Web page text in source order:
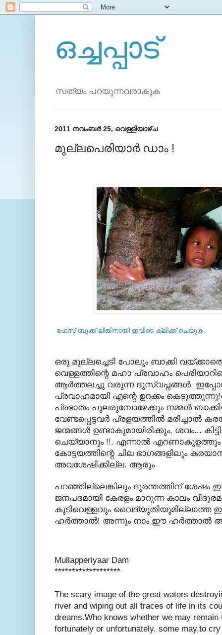
ഒച്ചപ്പാട്
സത്യം പറയുന്നവരാകുക
2011 നവംബർ 25, വെള്ളിയാഴ്‌ച
മുല്ലപെരിയാര്‍ ഡാം !
ഫേസ് ബുക്ക്‌ ലിങ്കിനായി ഇവിടെ ക്ലിക്ക് ചെയുക
ഒരു മുല്ലച്ചെടി പോലും ബാക്കി
വെള്ളത്തിന്റെ മഹാ പ്രവാഹം
ആര്‍ത്തലച്ചു വരുന്ന ദുസ്വപ്നങ്ങള്‍
പ്രവാഹമായി എന്റെ ഉറക്കം കെടുത്തുന്നു!
പ്രഭാതം പുലരുമ്പോഴേക്കും നമ്മള്‍
വേണ്ടപ്പെട്ടവര്‍ പ്രളയത്തില്‍ മരിച്ചാല്‍
ജന്മങ്ങള്‍ ഉണ്ടാകുമായിരിക്കും, ശവം...
ചെയ്യാനും !!. എന്നാല്‍ എറണാകുളത്തും
കോട്ടയത്തിന്റെ ചില ഭാഗങ്ങളിലും
അവശേഷിക്കില്ല. ആരും
പറഞ്ഞില്ലെങ്കിലും ദുരന്തത്തിന് ശേഷം
ജനപദമായി കേരളം മാറുന്ന കാലം
കുടിവെള്ളവും വൈദ്യുതിയുമില്ലാത്ത
ഹര്‍ത്താല്‍! അന്നും നാം ഈ ഹര്‍ത്താല്‍
Mullapperiyaar Dam
*******************
The scary image of the great waters
river and wiping out all traces of life in its
dreams.Who knows whether we may remain
fortunately or unfortunately, some may,to